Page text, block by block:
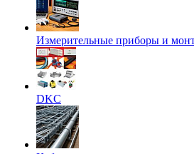
Измерительные приборы и
DKC